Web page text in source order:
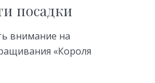
посадки
внимание на
«Короля